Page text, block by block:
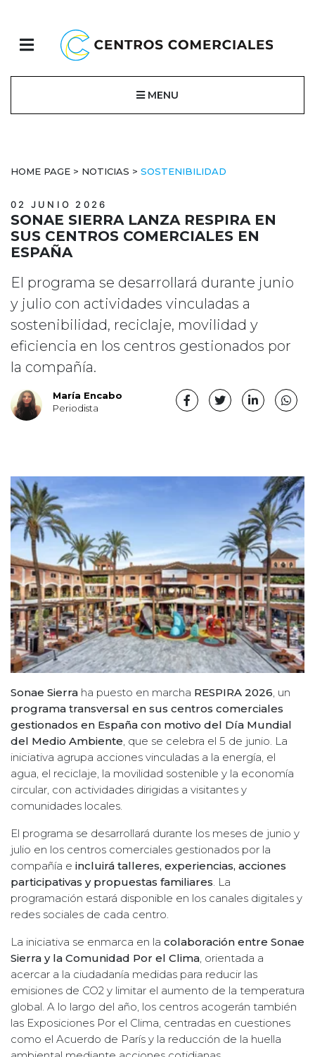
MENU
HOME PAGE > NOTICIAS > SOSTENIBILIDAD
02 JUNIO 2026
SONAE SIERRA LANZA RESPIRA EN
SUS CENTROS COMERCIALES EN
ESPAÑA
El programa se desarrollará durante junio
y julio con actividades vinculadas a
sostenibilidad, reciclaje, movilidad y
eficiencia en los centros gestionados por
la compañía.
María Encabo
Periodista
Sonae Sierra ha puesto en marcha RESPIRA 2026, un
programa transversal en sus centros comerciales
gestionados en España con motivo del Día Mundial
del Medio Ambiente, que se celebra el 5 de junio. La
iniciativa agrupa acciones vinculadas a la energía, el
agua, el reciclaje, la movilidad sostenible y la economía
circular, con actividades dirigidas a visitantes y
comunidades locales.
El programa se desarrollará durante los meses de junio y
julio en los centros comerciales gestionados por la
compañía e incluirá talleres, experiencias, acciones
participativas y propuestas familiares. La
programación estará disponible en los canales digitales y
redes sociales de cada centro.
La iniciativa se enmarca en la colaboración entre Sonae
Sierra y la Comunidad Por el Clima, orientada a
acercar a la ciudadanía medidas para reducir las
emisiones de CO2 y limitar el aumento de la temperatura
global. A lo largo del año, los centros acogerán también
las Exposiciones Por el Clima, centradas en cuestiones
como el Acuerdo de París y la reducción de la huella